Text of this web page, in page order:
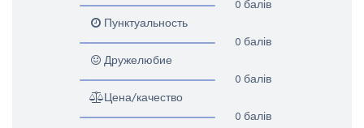
0 балів
Пунктуальность
0 балів
Дружелюбие
0 балів
Цена/качество
0 балів